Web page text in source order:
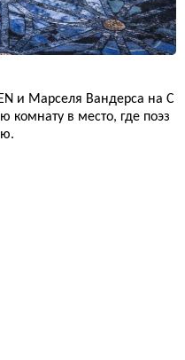
и Марселя Вандерса на C
комнату в место, где поэз